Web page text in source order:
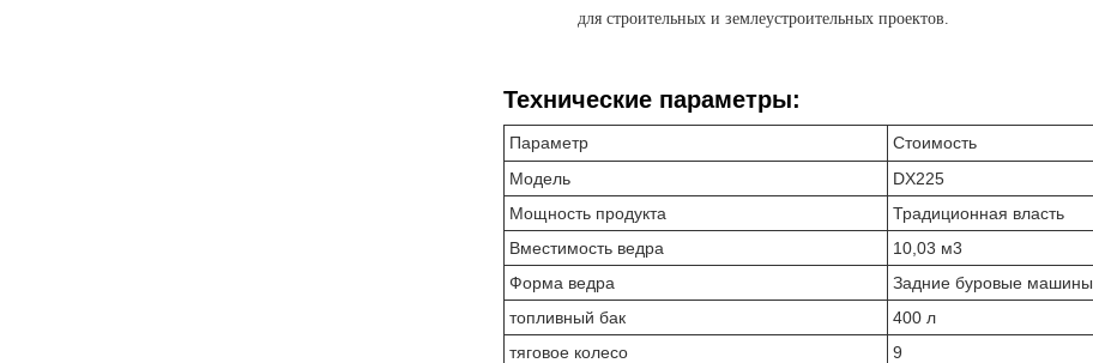
для строительных и землеустроительных проектов.
Технические параметры:
Параметр
Стоимость
Модель
DX225
Мощность продукта
Традиционная власть
Вместимость ведра
10,03 м3
Форма ведра
Задние буровые машины
топливный бак
400 л
тяговое колесо
9